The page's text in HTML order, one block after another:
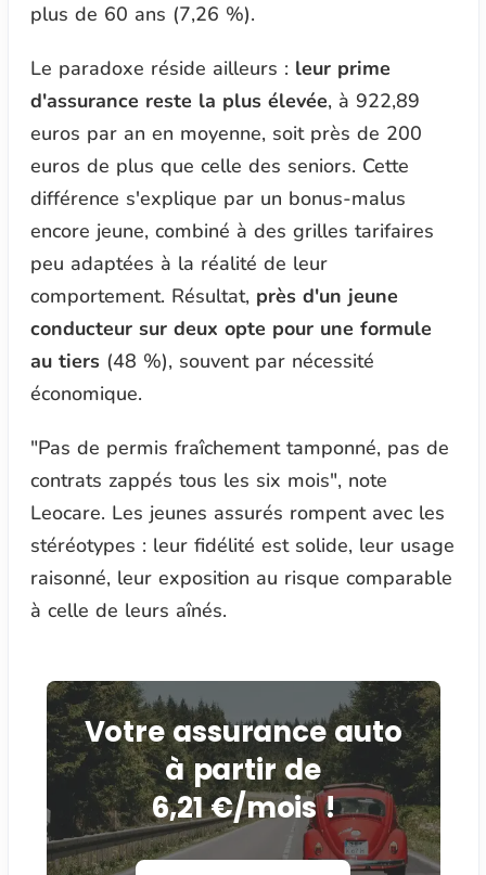
plus de 60 ans (7,26 %).
Le paradoxe réside ailleurs : leur prime
d'assurance reste la plus élevée, à 922,89
euros par an en moyenne, soit près de 200
euros de plus que celle des seniors. Cette
différence s'explique par un bonus-malus
encore jeune, combiné à des grilles tarifaires
peu adaptées à la réalité de leur
comportement. Résultat, près d'un jeune
conducteur sur deux opte pour une formule
au tiers(48 %), souvent par nécessité
économique.
"Pas de permis fraîchement tamponné, pas de
contrats zappés tous les six mois", note
Leocare. Les jeunes assurés rompent avec les
stéréotypes : leur fidélité est solide, leur usage
raisonné, leur exposition au risque comparable
à celle de leurs aînés.
Votre assurance auto
à partir de
6,21 €/mois !